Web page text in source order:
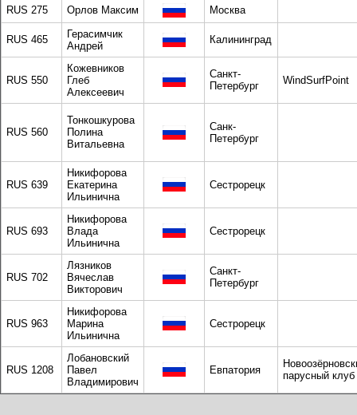
RUS 275
Орлов Максим Москва
RUS 465
Герасимчик
Андрей
Калининград
RUS 550
Кожевников
Глеб
Алексеевич
Санкт-
Петербург
WindSurfPoint
RUS 560
Тонкошкурова
Полина
Витальевна
Санк-
Петербург
RUS 639
Никифорова
Екатерина
Ильинична
Сестрорецк
RUS 693
Никифорова
Влада
Ильинична
Сестрорецк
RUS 702
Лязников
Вячеслав
Викторович
Санкт-
Петербург
RUS 963
Никифорова
Марина
Ильинична
Сестрорецк
RUS 1208
Лобановский
Павел
Владимирович
Евпатория
парусный клуб